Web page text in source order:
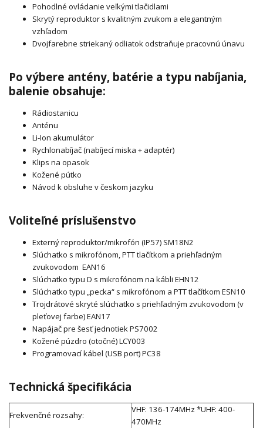
Pohodlné ovládanie veľkými tlačidlami
Skrytý reproduktor s kvalitným zvukom a elegantným
vzhľadom
Dvojfarebne striekaný odliatok odstraňuje pracovnú únavu
Po výbere antény, batérie a typu nabíjania,
balenie obsahuje:
Rádiostanicu
Anténu
Li-Ion akumulátor
Rychlonabíjač (nabíjecí miska + adaptér)
Klips na opasok
Kožené pútko
Návod k obsluhe v českom jazyku
Voliteľné príslušenstvo
Externý reproduktor/mikrofón (IP57) SM18N2
Slúchatko s mikrofónom, PTT tlačítkom a priehľadným
zvukovodom EAN16
Slúchatko typu D s mikrofónom na kábli EHN12
Slúchatko typu „pecka“ s mikrofónom a PTT tlačítkom ESN10
Trojdrátové skryté slúchatko s priehľadným zvukovodom (v
pleťovej farbe) EAN17
Napájač pre šesť jednotiek PS7002
Kožené púzdro (otočné) LCY003
Programovací kábel (USB port) PC38
Technická špecifikácia
Frekvenčné rozsahy:
VHF: 136-174MHz *UHF: 400-
470MHz